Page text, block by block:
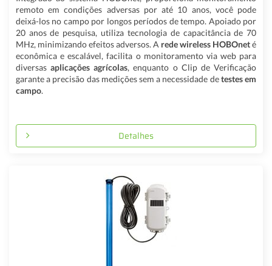
remoto em condições adversas por até 10 anos, você pode
deixá-los no campo por longos períodos de tempo. Apoiado por
20 anos de pesquisa, utiliza tecnologia de capacitância de 70
MHz, minimizando efeitos adversos. A rede wireless HOBOneté
econômica e escalável, facilita o monitoramento via web para
diversas aplicações agrícolas, enquanto o Clip de Verificação
garante a precisão das medições sem a necessidade detestes em
campo.
Detalhes